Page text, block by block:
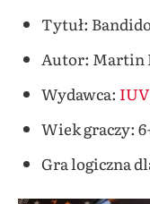
Tytuł:
Autor: Martin
Wydawca:
Wiek graczy:
Gra logiczna